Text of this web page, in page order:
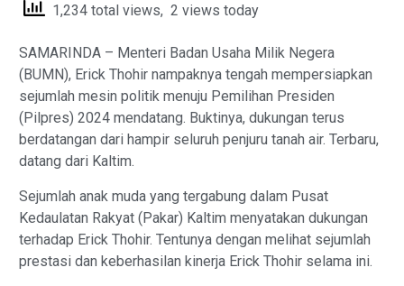
1,234 total views, 2 views today
SAMARINDA – Menteri Badan Usaha Milik Negera
(BUMN), Erick Thohir nampaknya tengah mempersiapkan
sejumlah mesin politik menuju Pemilihan Presiden
(Pilpres) 2024 mendatang. Buktinya, dukungan terus
berdatangan dari hampir seluruh penjuru tanah air. Terbaru,
datang dari Kaltim.
Sejumlah anak muda yang tergabung dalam Pusat
Kedaulatan Rakyat (Pakar) Kaltim menyatakan dukungan
terhadap Erick Thohir. Tentunya dengan melihat sejumlah
prestasi dan keberhasilan kinerja Erick Thohir selama ini.